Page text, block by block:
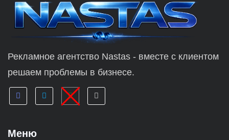
Рекламное агентство Nastas - вместе с клиентом
решаем проблемы в бизнесе.
Меню